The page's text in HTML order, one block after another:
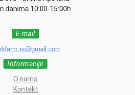
danima 10:00-15:00h
E-mail
Informacije
O nama
Kontakt